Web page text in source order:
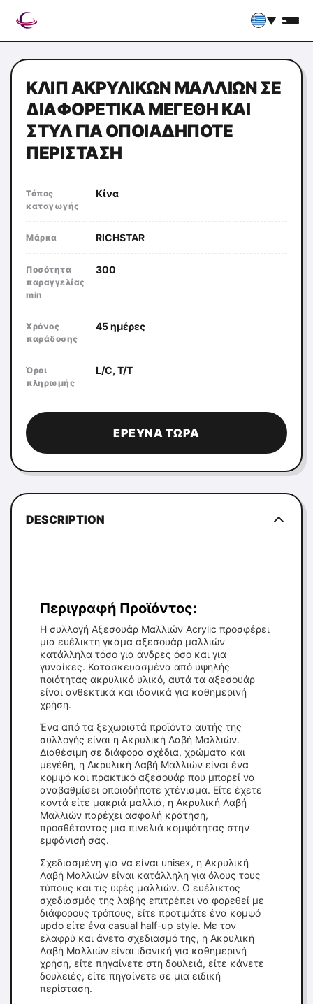
▼
ΚΛΙΠ ΑΚΡΥΛΙΚΏΝ ΜΑΛΛΙΏΝ ΣΕ
ΔΙΑΦΟΡΕΤΙΚΆ ΜΕΓΈΘΗ ΚΑΙ
ΣΤΥΛ ΓΙΑ ΟΠΟΙΑΔΉΠΟΤΕ
ΠΕΡΊΣΤΑΣΗ
Τόπος
καταγωγής
Κίνα
Μάρκα RICHSTAR
Ποσότητα
παραγγελίας
min
300
Χρόνος
παράδοσης
45 ημέρες
Όροι
πληρωμής
L/C, T/T
ΈΡΕΥΝΑ ΤΏΡΑ
DESCRIPTION
Περιγραφή Προϊόντος:
Η συλλογή Αξεσουάρ Μαλλιών Acrylic προσφέρει
μια ευέλικτη γκάμα αξεσουάρ μαλλιών
κατάλληλα τόσο για άνδρες όσο και για
γυναίκες. Κατασκευασμένα από υψηλής
ποιότητας ακρυλικό υλικό, αυτά τα αξεσουάρ
είναι ανθεκτικά και ιδανικά για καθημερινή
χρήση.
Ένα από τα ξεχωριστά προϊόντα αυτής της
συλλογής είναι η Ακρυλική Λαβή Μαλλιών.
Διαθέσιμη σε διάφορα σχέδια, χρώματα και
μεγέθη, η Ακρυλική Λαβή Μαλλιών είναι ένα
κομψό και πρακτικό αξεσουάρ που μπορεί να
αναβαθμίσει οποιοδήποτε χτένισμα. Είτε έχετε
κοντά είτε μακριά μαλλιά, η Ακρυλική Λαβή
Μαλλιών παρέχει ασφαλή κράτηση,
προσθέτοντας μια πινελιά κομψότητας στην
εμφάνισή σας.
Σχεδιασμένη για να είναι unisex, η Ακρυλική
Λαβή Μαλλιών είναι κατάλληλη για όλους τους
τύπους και τις υφές μαλλιών. Ο ευέλικτος
σχεδιασμός της λαβής επιτρέπει να φορεθεί με
διάφορους τρόπους, είτε προτιμάτε ένα κομψό
updo είτε ένα casual half-up style. Με τον
ελαφρύ και άνετο σχεδιασμό της, η Ακρυλική
Λαβή Μαλλιών είναι ιδανική για καθημερινή
χρήση, είτε πηγαίνετε στη δουλειά, είτε κάνετε
δουλειές, είτε πηγαίνετε σε μια ειδική
περίσταση.